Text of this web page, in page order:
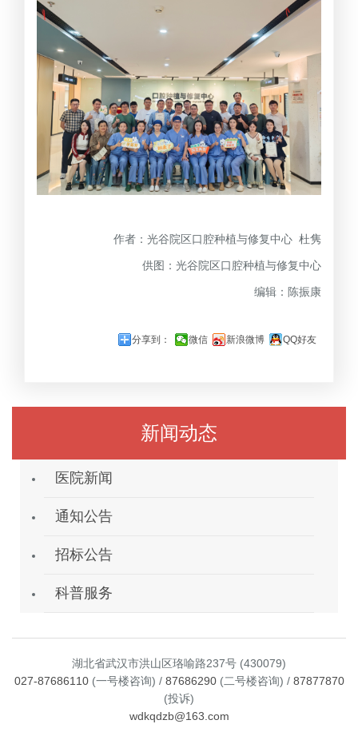
作者：光谷院区口腔种植与修复中心 杜隽
供图：光谷院区口腔种植与修复中心
编辑：陈振康
分享到： 微信 新浪微博 QQ好友
新闻动态
医院新闻
通知公告
招标公告
科普服务
湖北省武汉市洪山区珞喻路237号 (430079)
027-87686110(一号楼咨询) / 87686290(二号楼咨询) / 87877870
(投诉)
wdkqdzb@163.com